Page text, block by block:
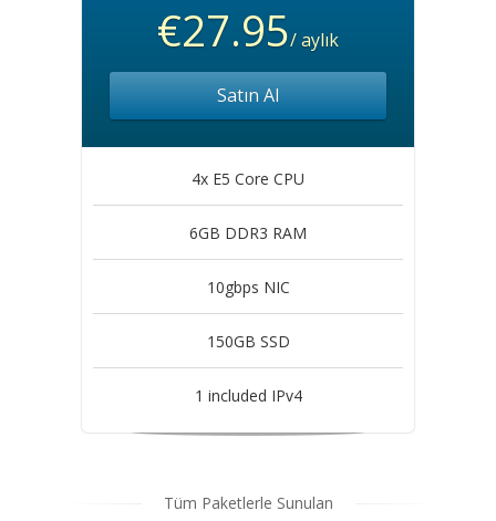
€27.95/ aylık
Satın Al
4x E5 Core CPU
6GB DDR3 RAM
10gbps NIC
150GB SSD
1 included IPv4
Tüm Paketlerle Sunulan